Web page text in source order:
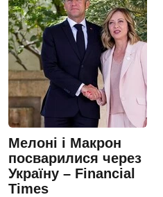
Мелоні і Макрон
посварилися через
Україну – Financial
Times